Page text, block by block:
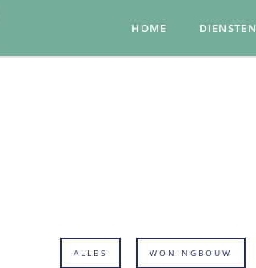
HOME DIENSTEN
ALLES WONINGBOUW